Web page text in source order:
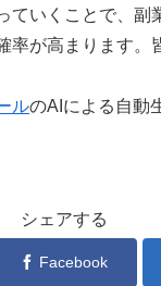
ていくことで、副
率が高まります。
ルのAIによる自動
シェアする
Facebook